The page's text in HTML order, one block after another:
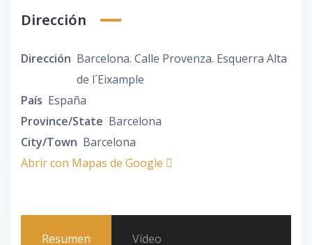
Dirección
Dirección Barcelona. Calle Provenza. Esquerra Alta
de l´Eixample
País España
Province/State Barcelona
City/Town Barcelona
Abrir con Mapas de Google
Resumen Vídeo